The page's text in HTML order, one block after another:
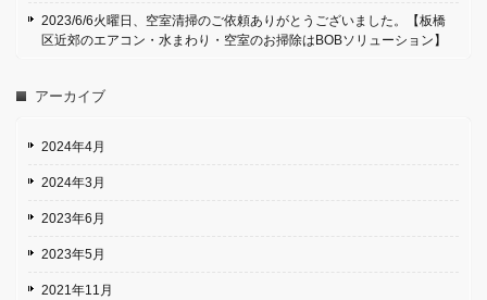
2023/6/6火曜日、空室清掃のご依頼ありがとうございました。【板橋
区近郊のエアコン・水まわり・空室のお掃除はBOBソリューション】
アーカイブ
2024年4月
2024年3月
2023年6月
2023年5月
2021年11月